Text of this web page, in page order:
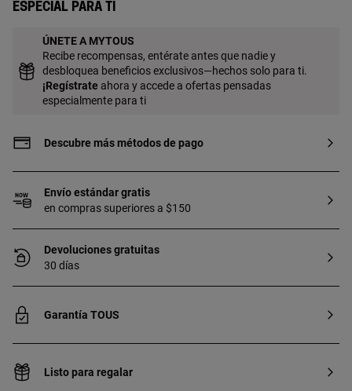
Especial para ti
ÚNETE A MYTOUS
Recibe recompensas, entérate antes que nadie y
desbloquea beneficios exclusivos—hechos solo para ti.
¡Regístrate ahora y accede a ofertas pensadas
especialmente para ti
Descubre más métodos de pago
Envío estándar gratis
en compras superiores a $150
Devoluciones gratuitas
30 días
Garantía TOUS
Listo para regalar